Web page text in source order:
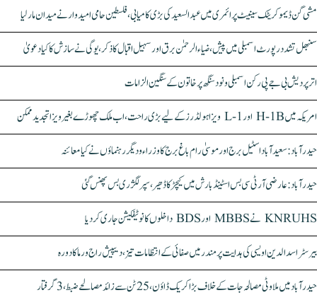
مشی گن ڈیموکریٹک سینیٹ پرائمری میں عبدالسعید کی بڑی کامیابی، فلسطین حامی امیدوار نے میدان مار لیا
سنبھل تشدد رپورٹ اسمبلی میں پیش، ضیاء الرحمٰن برق اور سہیل اقبال کا ذکر، یوگی نے سازش کا کیا دعویٰ
اتر پردیش بی جے پی رکن اسمبلی ونود سنگھ پر خاتون کے سنگین الزامات
امریکہ میں H-1B اور L-1 ویزا ہولڈرز کے لیے بڑی راحت، اب ملک چھوڑے بغیر ویزا تجدید ممکن
حیدرآباد: سعیدآباد اسٹیل برج اور موسیٰ رام باغ برج کا وزراء و دیگر رہنماؤں نے کیا معائنہ
حیدرآباد: عارضی آر ٹی سی بس اسٹینڈ بارش میں کیچڑ کا ڈھیر، سپر لگژری بس پھنس گئی
KNRUHS نے MBBS اور BDS داخلوں کا نوٹیفکیشن جاری کر دیا
بیرسٹر اسدالدین اویسی کی ہدایت پر مندر میں صفائی کے انتظامات تیز، دیپیش راج ورما کا دورہ
حیدرآباد میں ملاوٹی مصالحہ جات کے خلاف بڑا کریک ڈاؤن، 25 ٹن سے زائد مصالحے ضبط، 3 گرفتار